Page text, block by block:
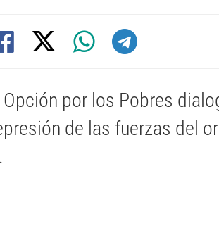
Opción por los Pobres
de las fuerzas del